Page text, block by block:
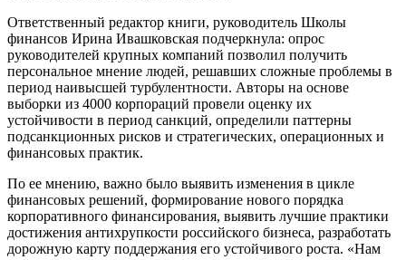
Ответственный редактор книги, руководитель Школы
финансов Ирина Ивашковская подчеркнула: опрос
руководителей крупных компаний позволил получить
персональное мнение людей, решавших сложные проблемы в
период наивысшей турбулентности. Авторы на основе
выборки из 4000 корпораций провели оценку их
устойчивости в период санкций, определили паттерны
подсанкционных рисков и стратегических, операционных и
финансовых практик.
По ее мнению, важно было выявить изменения в цикле
финансовых решений, формирование нового порядка
корпоративного финансирования, выявить лучшие практики
достижения антихрупкости российского бизнеса, разработать
дорожную карту поддержания его устойчивого роста. «Нам